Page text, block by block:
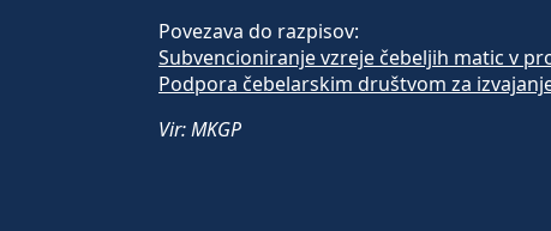
Povezava do razpisov:
Subvencioniranje vzreje čebeljih matic v
Podpora čebelarskim društvom za
Vir: MKGP